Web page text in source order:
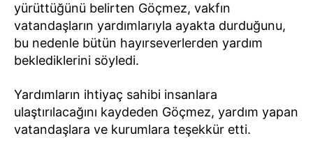
yürüttüğünü belirten Göçmez, vakfın
vatandaşların yardımlarıyla ayakta durduğunu,
bu nedenle bütün hayırseverlerden yardım
beklediklerini söyledi.
Yardımların ihtiyaç sahibi insanlara
ulaştırılacağını kaydeden Göçmez, yardım yapan
vatandaşlara ve kurumlara teşekkür etti.